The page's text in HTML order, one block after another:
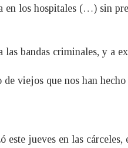
los hospitales (…) sin
las bandas criminales, y a
viejos que nos han
este jueves en las